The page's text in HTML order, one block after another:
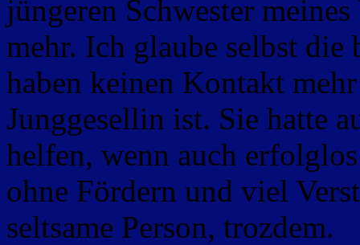
jüngeren Schwester
mehr. Ich glaube selbst die
haben keinen Kontakt
Junggesellin ist. Sie hatte
helfen, wenn auch
ohne Fördern und viel
seltsame Person, trozdem.